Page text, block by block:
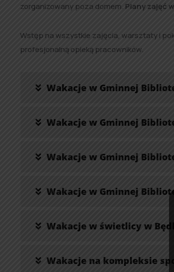
zorganizowany poza domem. Plany zajęć
Wstęp na wszystkie zajęcia, warsztaty i
profesjonalną opieką pracowników.
Wakacje w Gminnej
Wakacje w Gminnej
Wakacje w Gminnej
Wakacje w Gminnej
Wakacje w świetlicy w
Wakacje na kompleksie